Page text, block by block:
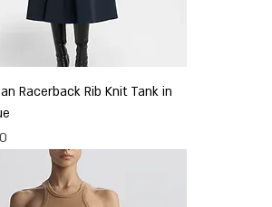
Racerback Rib Knit Tank in